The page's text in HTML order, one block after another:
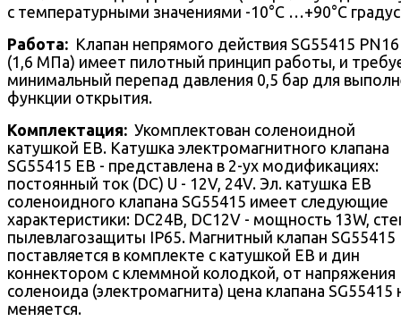
с температурными значениями -10°С …+90°С
Работа: Клапан непрямого действия SG55415
(1,6 МПа) имеет пилотный принцип работы, и
минимальный перепад давления 0,5 бар для
функции открытия.
Комплектация: Укомплектован соленоидной
катушкой EB. Катушка электромагнитного клапана
SG55415 EB - представлена в 2-ух модификациях:
постоянный ток (DC) U - 12V, 24V. Эл. катушка EB
соленоидного клапана SG55415 имеет следующие
характеристики: DC24В, DC12V - мощность 13W,
пылевлагозащиты IP65. Магнитный клапан SG55415
поставляется в комплекте с катушкой EB и дин
коннектором с клеммной колодкой, от напряжения
соленоида (электромагнита) цена клапана SG55415
меняется.